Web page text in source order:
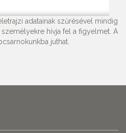
adatainak szűrésével mindig
hívja fel a figyelmet. A
juthat.